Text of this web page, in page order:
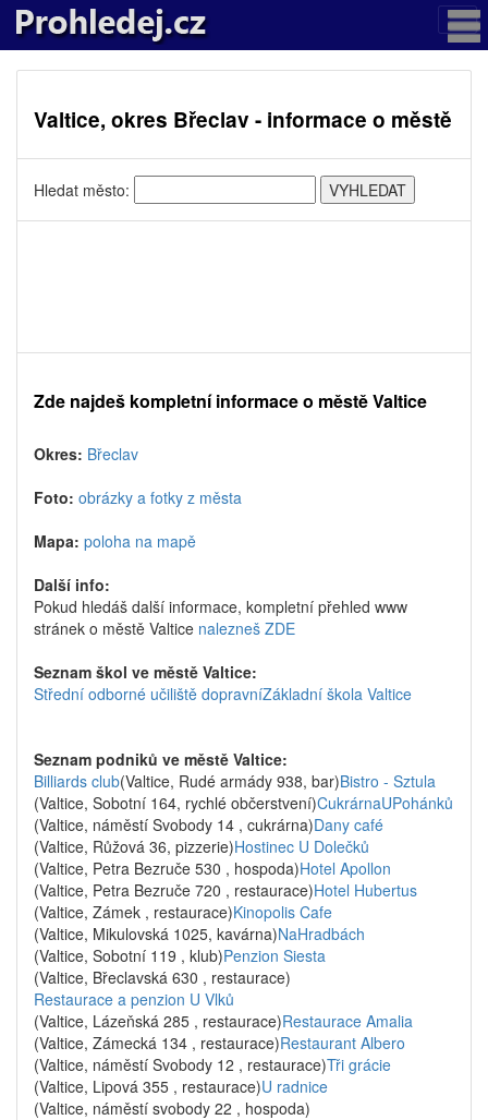
Valtice, okres Břeclav - informace o městě
Hledat město:
Zde najdeš kompletní informace o městě Valtice
Okres: Břeclav
Foto: obrázky a fotky z města
Mapa: poloha na mapě
Další info:
Pokud hledáš další informace, kompletní přehled www
stránek o městě Valtice nalezneš ZDE
Seznam škol ve městě Valtice:
Střední odborné učiliště dopravníZákladní škola Valtice
Seznam podniků ve městě Valtice:
Billiards club(Valtice, Rudé armády 938, bar)Bistro - Sztula
(Valtice, Sobotní 164, rychlé občerstvení)CukrárnaUPohánků
(Valtice, náměstí Svobody 14 , cukrárna)Dany café
(Valtice, Růžová 36, pizzerie)Hostinec U Dolečků
(Valtice, Petra Bezruče 530 , hospoda)Hotel Apollon
(Valtice, Petra Bezruče 720 , restaurace)Hotel Hubertus
(Valtice, Zámek , restaurace)Kinopolis Cafe
(Valtice, Mikulovská 1025, kavárna)NaHradbách
(Valtice, Sobotní 119 , klub)Penzion Siesta
(Valtice, Břeclavská 630 , restaurace)
Restaurace a penzion U Vlků
(Valtice, Lázeňská 285 , restaurace)Restaurace Amalia
(Valtice, Zámecká 134 , restaurace)Restaurant Albero
(Valtice, náměstí Svobody 12 , restaurace)Tři grácie
(Valtice, Lipová 355 , restaurace)U radnice
(Valtice, náměstí svobody 22 , hospoda)